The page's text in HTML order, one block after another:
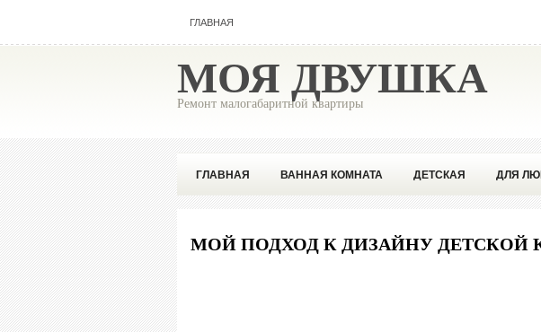
ГЛАВНАЯ
МОЯ ДВУШКА
Ремонт малогабаритной квартиры
ГЛАВНАЯ ВАННАЯ КОМНАТА ДЕТСКАЯ ДЛЯ
МОЙ ПОДХОД К ДИЗАЙНУ ДЕТСКОЙ